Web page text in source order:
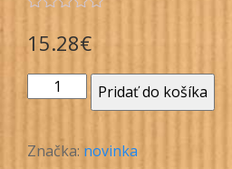
0
z
15.28€
množstvo
Touha
sprchové
Pridať do košíka
Značka: novinka